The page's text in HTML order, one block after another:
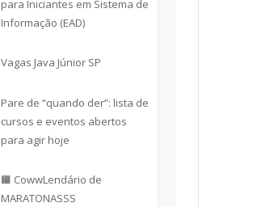
para Iniciantes em Sistema de
Informação (EAD)
Vagas Java Júnior SP
Pare de “quando der”: lista de
cursos e eventos abertos
para agir hoje
🟧 CowwLendário de
MARATONASSS